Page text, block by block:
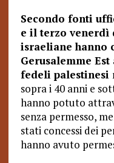
Secondo fonti
e il terzo venerdì
israeliane hanno
Gerusalemme
fedeli palestinesi
sopra i 40 anni e
hanno potuto
senza permesso,
stati concessi dei
hanno avuto